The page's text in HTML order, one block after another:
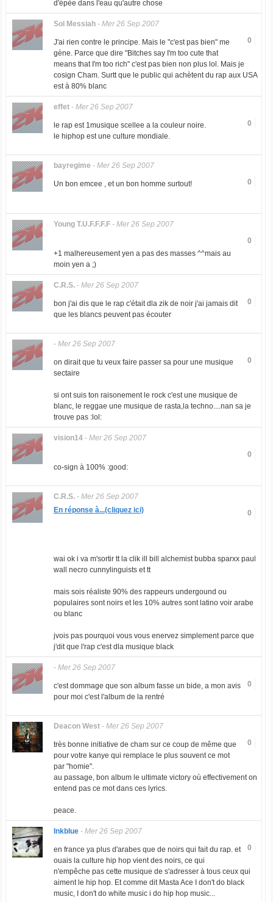
d'épée dans l'eau qu'autre chose
Sol Messiah- Mer 26 Sep 2007
0
J'ai rien contre le principe. Mais le "c'est pas bien" me
gène. Parce que dire "Bitches say I'm too cute that
means that I'm too rich" c'est pas bien non plus lol. Mais je
cosign Cham. Surtt que le public qui achètent du rap aux USA
est à 80% blanc
effet- Mer 26 Sep 2007
0
le rap est 1musique scellee a la couleur noire.
le hiphop est une culture mondiale.
bayregime - Mer 26 Sep 2007
0
Un bon emcee , et un bon homme surtout!
Young T.U.F.F.F.F- Mer 26 Sep 2007
0
+1 malhereusement yen a pas des masses ^^mais au
moin yen a ;)
C.R.S.- Mer 26 Sep 2007
0
bon j'ai dis que le rap c'était dla zik de noir j'ai jamais dit
que les blancs peuvent pas écouter
- Mer 26 Sep 2007
0
on dirait que tu veux faire passer sa pour une musique
sectaire
si ont suis ton raisonement le rock c'est une musique de
blanc, le reggae une musique de rasta,la techno....nan sa je
trouve pas :lol:
vision14- Mer 26 Sep 2007
0
co-sign à 100% :good:
C.R.S.- Mer 26 Sep 2007
0
En réponse à...(cliquez ici)
wai ok i va m'sortir tt la clik ill bill alchemist bubba sparxx paul
wall necro cunnylinguists et tt
mais sois réaliste 90% des rappeurs undergound ou
populaires sont noirs et les 10% autres sont latino voir arabe
ou blanc
jvois pas pourquoi vous vous enervez simplement parce que
j'dit que l'rap c'est dla musique black
- Mer 26 Sep 2007
0
c'est dommage que son album fasse un bide, a mon avis
pour moi c'est l'album de la rentré
Deacon West- Mer 26 Sep 2007
0
très bonne initiative de cham sur ce coup de même que
pour votre kanye qui remplace le plus souvent ce mot
par "homie".
au passage, bon album le ultimate victory où effectivement on
entend pas ce mot dans ces lyrics.
peace.
Inkblue- Mer 26 Sep 2007
0
en france ya plus d'arabes que de noirs qui fait du rap. et
ouais la culture hip hop vient des noirs, ce qui
n'empêche pas cette musique de s'adresser à tous ceux qui
aiment le hip hop. Et comme dit Masta Ace I don't do black
music, I don't do white music i do hip hop music...